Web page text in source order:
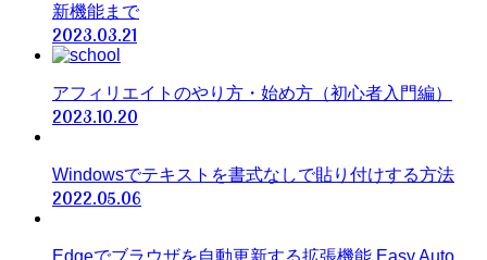
新機能まで
2023.03.21
アフィリエイトのやり方・始め方（初心者入門編）
2023.10.20
Windowsでテキストを書式なしで貼り付けする方法
2022.05.06
Edgeでブラウザを自動更新する拡張機能 Easy Auto